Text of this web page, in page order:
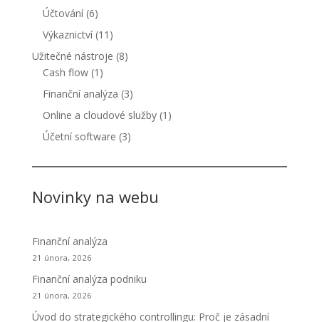
Účtování(6)
Výkaznictví(11)
Užitečné nástroje (8)
Cash flow(1)
Finanční analýza (3)
Online a cloudové služby(1)
Účetní software (3)
Novinky na webu
Finanční analýza
21 února, 2026
Finanční analýza podniku
21 února, 2026
Úvod do strategického controllingu: Proč je zásadní